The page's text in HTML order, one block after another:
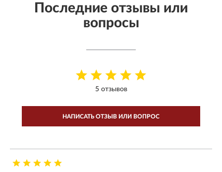
Последние отзывы или
вопросы
5 отзывов
НАПИСАТЬ ОТЗЫВ ИЛИ ВОПРОС